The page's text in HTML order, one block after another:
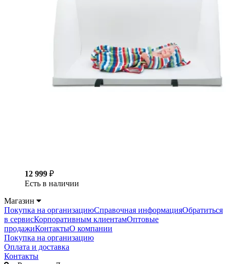
12 999 ₽
Есть в наличии
Магазин
Покупка на организациюСправочная информацияОбратиться
в сервисКорпоративным клиентамОптовые
продажиКонтактыО компании
Покупка на организацию
Оплата и доставка
Контакты